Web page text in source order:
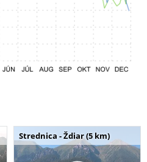
Strednica - Ždiar (5 km)